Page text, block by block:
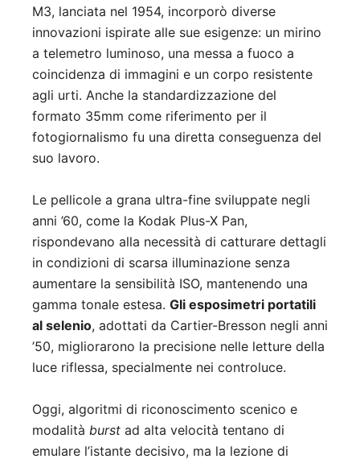
M3, lanciata nel 1954, incorporò diverse
innovazioni ispirate alle sue esigenze: un mirino
a telemetro luminoso, una messa a fuoco a
coincidenza di immagini e un corpo resistente
agli urti. Anche la standardizzazione del
formato 35mm come riferimento per il
fotogiornalismo fu una diretta conseguenza del
suo lavoro.
Le pellicole a grana ultra-fine sviluppate negli
anni ’60, come la Kodak Plus-X Pan,
rispondevano alla necessità di catturare dettagli
in condizioni di scarsa illuminazione senza
aumentare la sensibilità ISO, mantenendo una
gamma tonale estesa. Gli esposimetri portatili
al selenio, adottati da Cartier-Bresson negli anni
’50, migliorarono la precisione nelle letture della
luce riflessa, specialmente nei controluce.
Oggi, algoritmi di riconoscimento scenico e
modalità burst ad alta velocità tentano di
emulare l’istante decisivo, ma la lezione di